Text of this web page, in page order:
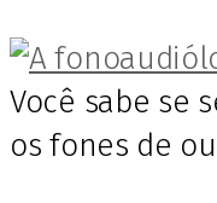
Você sabe se
os fones de